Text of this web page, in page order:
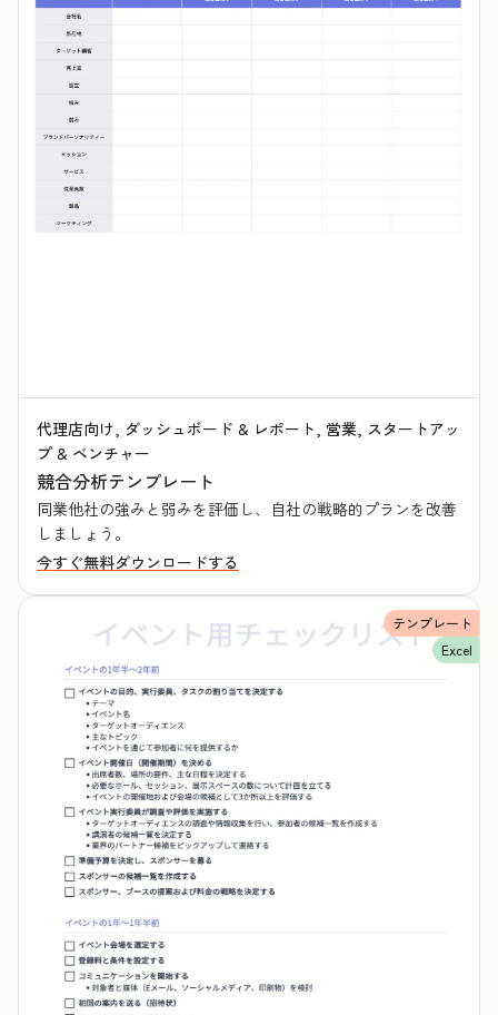
代理店向け, ダッシュボード & レポート, 営業, スタートアッ
プ & ベンチャー
競合分析テンプレート
同業他社の強みと弱みを評価し、自社の戦略的プランを改善
しましょう。
今すぐ無料ダウンロードする
テンプレート
Excel